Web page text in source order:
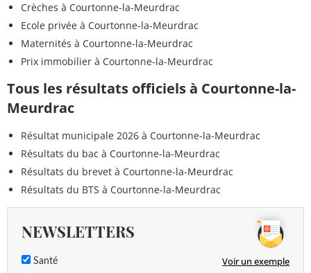
Crèches à Courtonne-la-Meurdrac
Ecole privée à Courtonne-la-Meurdrac
Maternités à Courtonne-la-Meurdrac
Prix immobilier à Courtonne-la-Meurdrac
Tous les résultats officiels à Courtonne-la-
Meurdrac
Résultat municipale 2026 à Courtonne-la-Meurdrac
Résultats du bac à Courtonne-la-Meurdrac
Résultats du brevet à Courtonne-la-Meurdrac
Résultats du BTS à Courtonne-la-Meurdrac
NEWSLETTERS
Santé Voir un exemple